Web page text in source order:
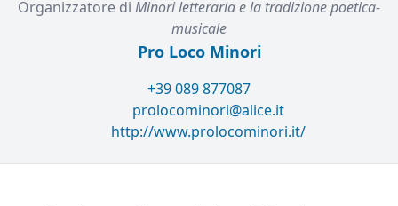
Organizzatore di Minori letteraria e la tradizione poetica-
musicale
Pro Loco Minori
+39 089 877087
prolocominori@alice.it
http://www.prolocominori.it/